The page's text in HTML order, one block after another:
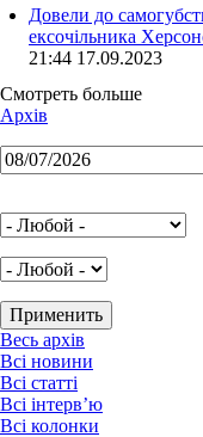
Довели до
ексочільника
21:44 17.09.2023
Смотреть больше
Архів
Весь архів
Всі новини
Всі статті
Всі інтерв’ю
Всі колонки